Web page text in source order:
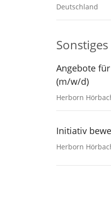
Deutschland
Sonstiges
Angebote
(m/w/d)
Herborn
Initiativ
Herborn